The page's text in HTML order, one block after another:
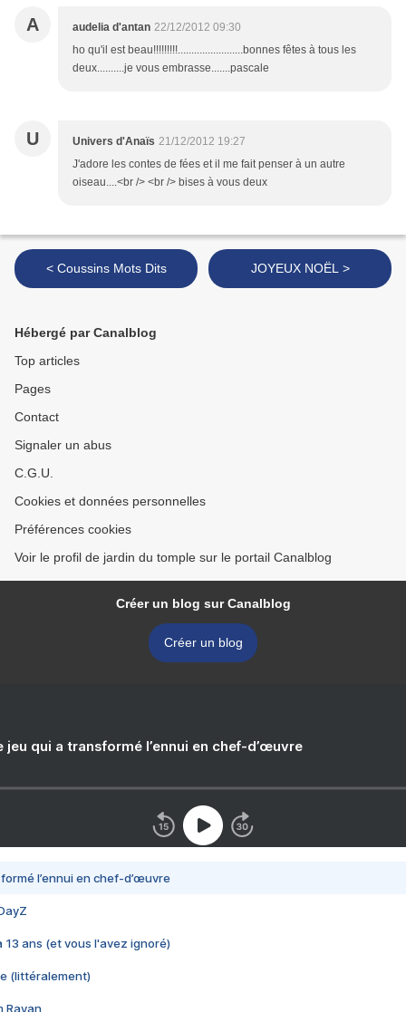
A audelia d'antan 22/12/2012 09:30
ho qu'il est beau!!!!!!!!!........................bonnes fêtes à tous les
deux..........je vous embrasse.......pascale
U Univers d'Anaïs 21/12/2012 19:27
J'adore les contes de fées et il me fait penser à un autre
oiseau....<br /> <br /> bises à vous deux
< Coussins Mots Dits JOYEUX NOËL >
Hébergé par Canalblog
Top articles
Pages
Contact
Signaler un abus
C.G.U.
Cookies et données personnelles
Préférences cookies
Voir le profil de jardin du tomple sur le portail Canalblog
Créer un blog sur Canalblog
Créer un blog
jeu qui a transformé l’ennui en chef-d’œuvre
l’ennui en chef-d’œuvre
13 ans (et vous l'avez ignoré)
(littéralement)
Rayan